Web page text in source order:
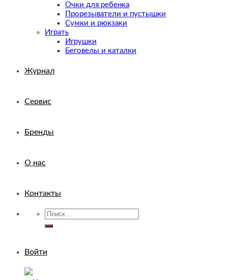
Очки для ребенка
Прорезыватели и пустышки
Сумки и рюкзаки
Играть
Игрушки
Беговелы и каталки
Журнал
Сервис
Бренды
О нас
Контакты
Искать:
Войти